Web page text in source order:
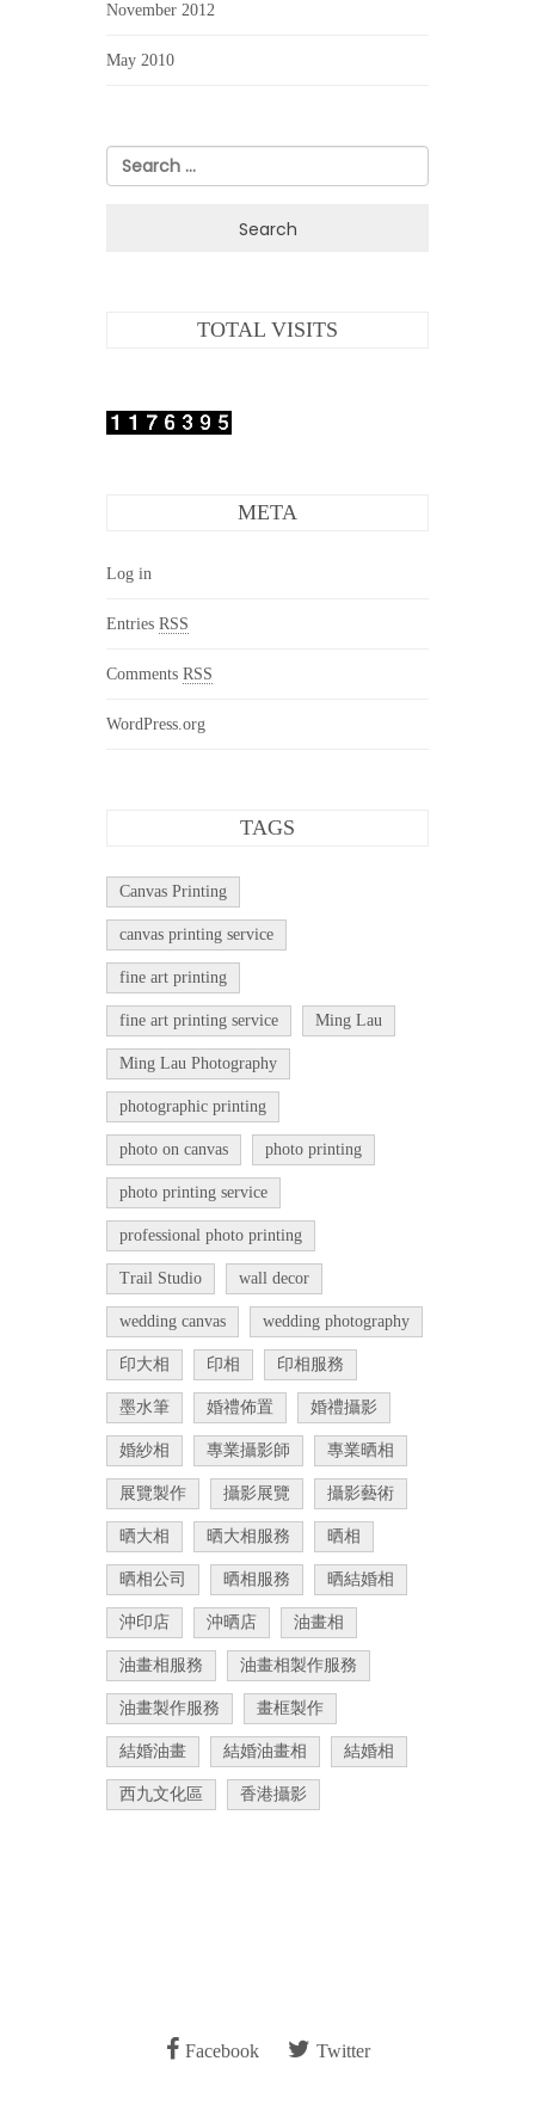
November 2012
May 2010
Search
for:
TOTAL VISITS
META
Log in
Entries RSS
Comments RSS
WordPress.org
TAGS
Canvas Printing
canvas printing service
fine art printing
fine art printing service Ming Lau
Ming Lau Photography
photographic printing
photo on canvas photo printing
photo printing service
professional photo printing
Trail Studio wall decor
wedding canvas wedding photography
印大相 印相 印相服務
墨水筆 婚禮佈置 婚禮攝影
婚紗相 專業攝影師 專業晒相
展覽製作 攝影展覽 攝影藝術
晒大相 晒大相服務 晒相
晒相公司 晒相服務 晒結婚相
沖印店 沖晒店 油畫相
油畫相服務 油畫相製作服務
油畫製作服務 畫框製作
結婚油畫 結婚油畫相 結婚相
西九文化區 香港攝影
Facebook Twitter